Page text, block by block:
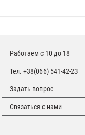
Работаем с 10 до 18
Тел. +38(066) 541-42-2З
Задать вопрос
Связаться с нами